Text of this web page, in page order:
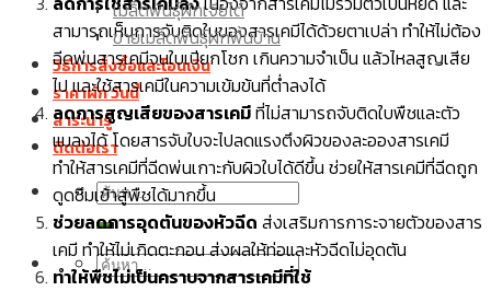
เมล็ดพันธุ์ผักเจียไต๋
ขายเมล็ดพันธุ์ผักพื้นบ้าน
วิธีการสั่งซื้อและโอนเงิน
ราคาผัก วันนี้
สาระน่ารู้
ติดต่อเรา
ค้นหา:
ค้นหา:
สามารถเห็นการจับติดใบของสารเคมีได้ด้วยตาเปล่า ทำให้ไม่ต้อง
ฉีดพ่นสารเคมีจนใบเปียกโชก เกินความจำเป็น แล้วไหลสูญเสีย
ไป และใช้สารเคมีในความเข้มข้นที่ต่ำลงได้
ลดการสูญเสียของสารเคมีที่ไม่สามารถจับติดใบพืชและตัว
แมลงได้ โดยสารจับใบจะไปลดแรงตึงผิวของละอองสารเคมี
ทำให้สารเคมีที่ฉีดพ่นเกาะกับผิวใบได้ดีขึ้น ช่วยให้สารเคมีที่ฉีดถูก
ดูดซึมเข้าสู่พืชได้มากขึ้น
ช่วยลดการอุดตันของหัวฉีด ส่งเสริมการการะจายตัวของสาร
เคมี ทำให้ไม่เกิดตะกอน ส่งผลให้ท่อและหัวฉีดไม่อุดตัน
ทำให้พืชไม่เป็นคราบจากสารเคมีที่ใช้